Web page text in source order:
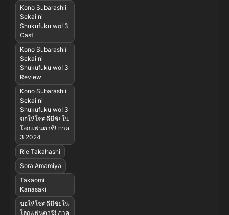
Kono Subarashii
Sekai ni
Shukufuku wo! 3
Cast
Kono Subarashii
Sekai ni
Shukufuku wo! 3
Review
Kono Subarashii
Sekai ni
Shukufuku wo! 3
ขอให้โชคดีมีชัยใน
โลกแฟนตาซี! ภาค
3 2024
Rie Takahashi
Sora Amamiya
Takaomi
Kanasaki
ขอให้โชคดีมีชัยใน
โลกแฟนตาซี! ภาค